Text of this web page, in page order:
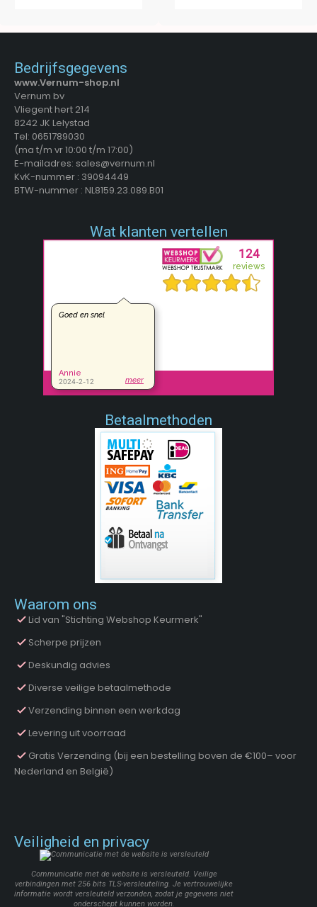
Bedrijfsgegevens
www.Vernum-shop.nl
Vernum bv
Vliegent hert 214
8242 JK Lelystad
Tel: 0651789030
(ma t/m vr 10:00 t/m 17:00)
E-mailadres: sales@vernum.nl
KvK-nummer : 39094449
BTW-nummer : NL8159.23.089.B01
Wat klanten vertellen
Betaalmethoden
Waarom ons
Lid van "Stichting Webshop Keurmerk"
Scherpe prijzen
Deskundig advies
Diverse veilige betaalmethode
Verzending binnen een werkdag
Levering uit voorraad
Gratis Verzending (bij een bestelling boven de €100– voor
Nederland en België)
Veiligheid en privacy
Communicatie met de website is versleuteld. Veilige
verbindingen met 256 bits TLS-versleuteling. Je vertrouwelijke
informatie wordt versleuteld verzonden, zodat je gegevens niet
onderschept kunnen worden.